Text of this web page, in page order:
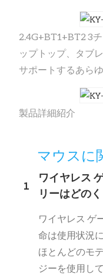
2.4G+BT1+BT2 3
ップトップ、タブ
サポートするあら
製品詳細紹介
マウスに
1
ワイヤレス
リーはどの
ワイヤレス ゲ
命は使用状況
ほとんどのモ
ジーを使用し